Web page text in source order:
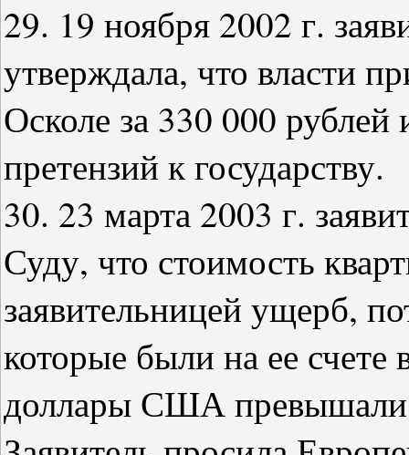
29. 19 ноября 2002 г.
утверждала, что власти
Осколе за 330 000
претензий к государству.
30. 23 марта 2003 г.
Суду, что стоимость
заявительницей ущерб,
которые были на ее счете
доллары США превышали